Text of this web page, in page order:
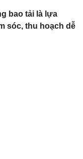
bao tải là lựa
sóc, thu hoạch dễ